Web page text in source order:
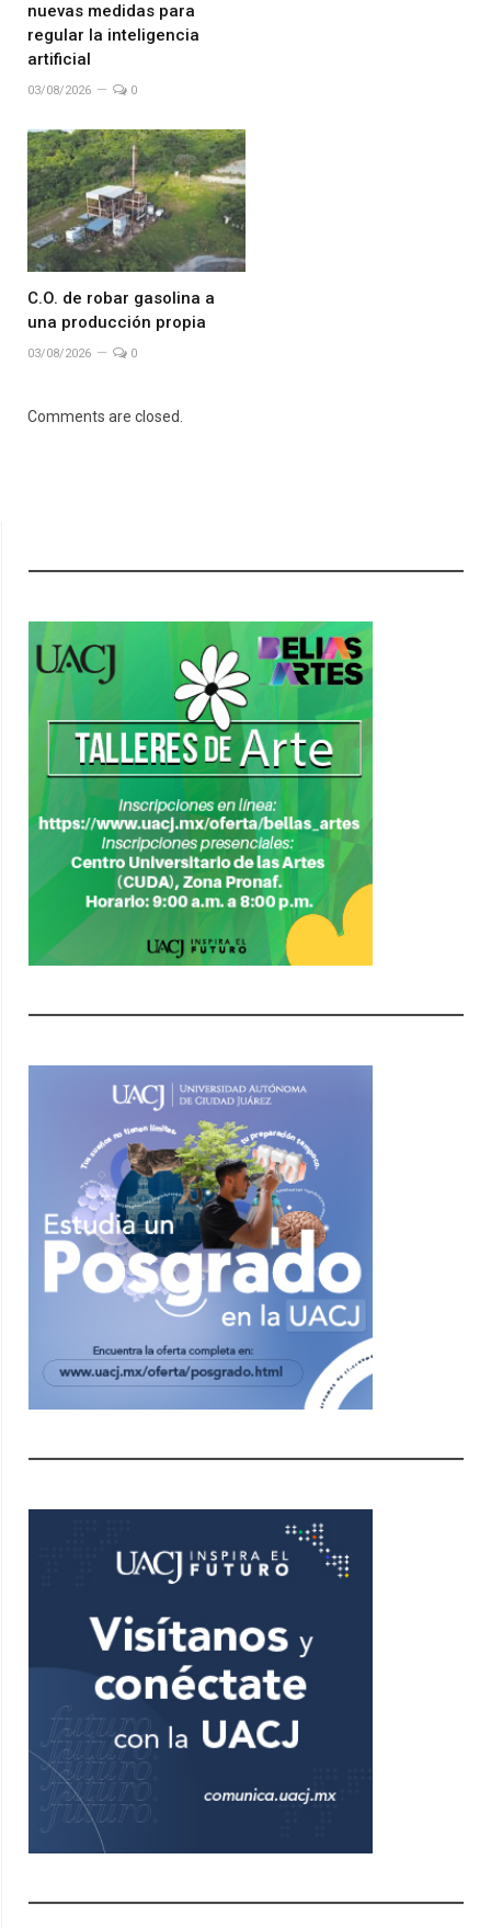
nuevas medidas para
regular la inteligencia
artificial
03/08/2026 0
C.O. de robar gasolina a
una producción propia
03/08/2026 0
Comments are closed.